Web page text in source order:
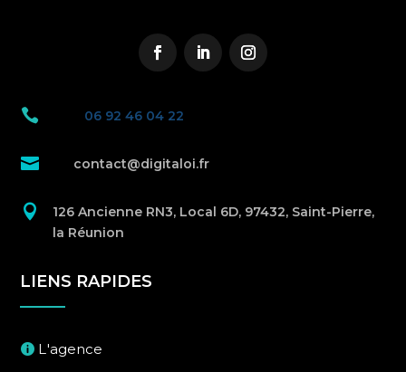
 06 92 46 04 22
 contact@digitaloi.fr

126 Ancienne RN3, Local 6D, 97432, Saint-Pierre,
la Réunion
LIENS RAPIDES
L'agence